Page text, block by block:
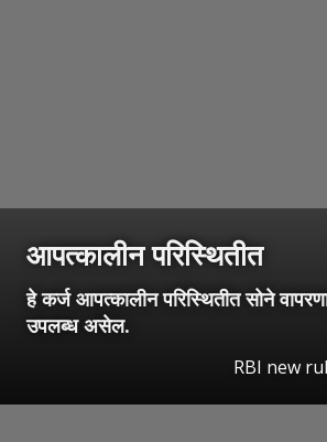
आपत्कालीन परिस्थितीत
हे कर्ज आपत्कालीन परिस्थितीत सोने
उपलब्ध असेल.
RBI new